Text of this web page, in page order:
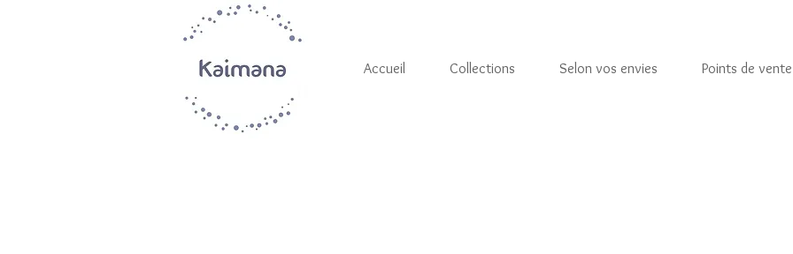
Accueil Collections Selon vos envies Points de vente